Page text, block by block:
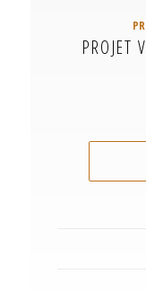
PROJET